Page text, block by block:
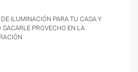
de iluminación para tu casa y
sacarle provecho en la